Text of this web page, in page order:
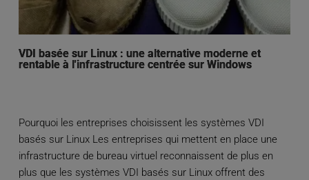
VDI basée sur Linux : une alternative moderne et
rentable à l'infrastructure centrée sur Windows
Pourquoi les entreprises choisissent les systèmes VDI
basés sur Linux Les entreprises qui mettent en place une
infrastructure de bureau virtuel reconnaissent de plus en
plus que les systèmes VDI basés sur Linux offrent des